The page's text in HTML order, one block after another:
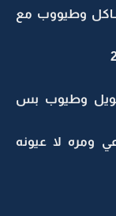
وطيووب مع
طويل وطيوب بس
ومره لا عيونه